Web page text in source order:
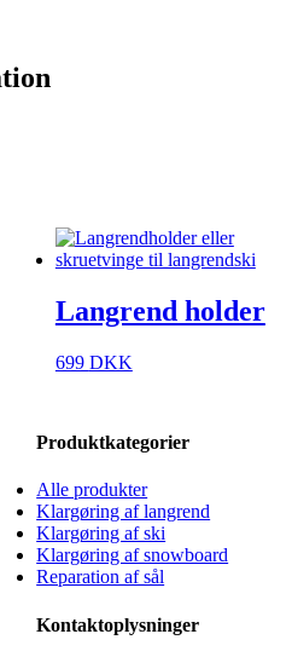
Langrend holder
699 DKK
Produktkategorier
Alle produkter
Klargøring af langrend
Klargøring af ski
Klargøring af snowboard
Reparation af sål
Kontaktoplysninger